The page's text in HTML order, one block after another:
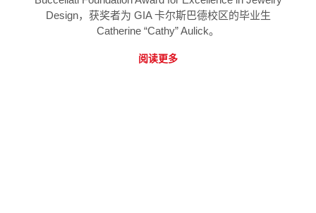
Design，获奖者为 GIA 卡尔斯巴德校区的毕业生
Catherine “Cathy” Aulick。
阅读更多